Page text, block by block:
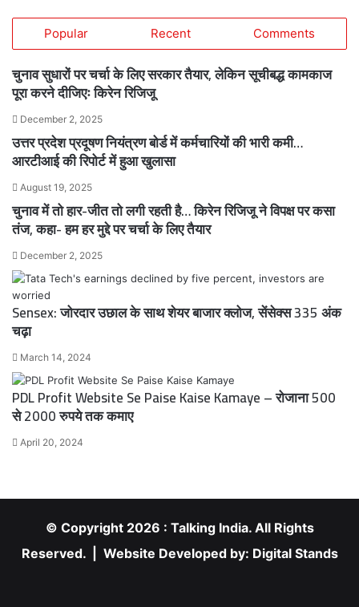
Popular Recent Comments
चुनाव सुधारों पर चर्चा के लिए सरकार तैयार, लेकिन सूचीबद्ध कामकाज
पूरा करने दीजिएः किरेन रिजिजू
December 2, 2025
उत्तर प्रदेश प्रदूषण नियंत्रण बोर्ड में कर्मचारियों की भारी कमी…
आरटीआई की रिपोर्ट में हुआ खुलासा
August 19, 2025
चुनाव में तो हार-जीत तो लगी रहती है… किरेन रिजिजू ने विपक्ष पर कसा
तंज, कहा- हम हर मुद्दे पर चर्चा के लिए तैयार
December 2, 2025
Sensex: जोरदार उछाल के साथ शेयर बाजार क्लोज, सेंसेक्स 335 अंक
चढ़ा
March 14, 2024
PDL Profit Website Se Paise Kaise Kamaye – रोजाना 500
से 2000 रुपये तक कमाए
April 20, 2024
© Copyright 2026 : Talking India. All Rights
Reserved. | Website Developed by: Digital Stands